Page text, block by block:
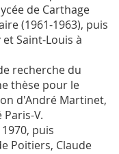
de Carthage
(1961-1963), puis
Saint-Louis à
recherche du
thèse pour le
d'André Martinet,
V.
puis
Poitiers, Claude